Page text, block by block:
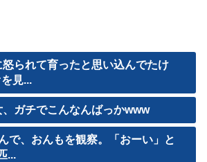
られて育ったと思い込んでたけ
見...
、ガチでこんなんばっかwww
で、おんもを観察。「おーい」と
...